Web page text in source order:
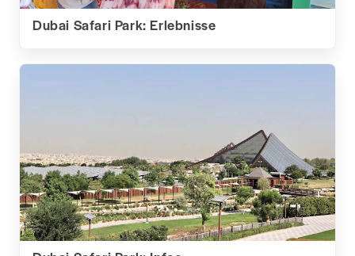
Dubai Safari Park: Erlebnisse